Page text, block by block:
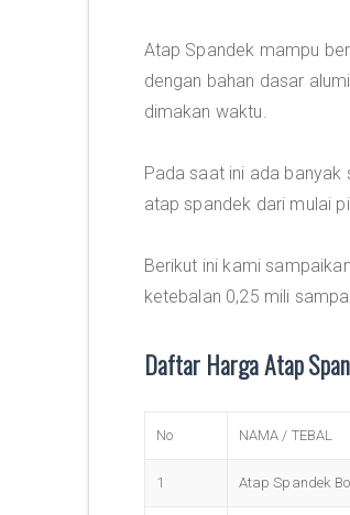
Atap Spandek mampu
dengan bahan dasar
dimakan waktu.
Pada saat ini ada
atap spandek dari mulai
Berikut ini kami
ketebalan 0,25 mili
Daftar Harga Atap
No NAMA / TEBAL
1 Atap Spandek